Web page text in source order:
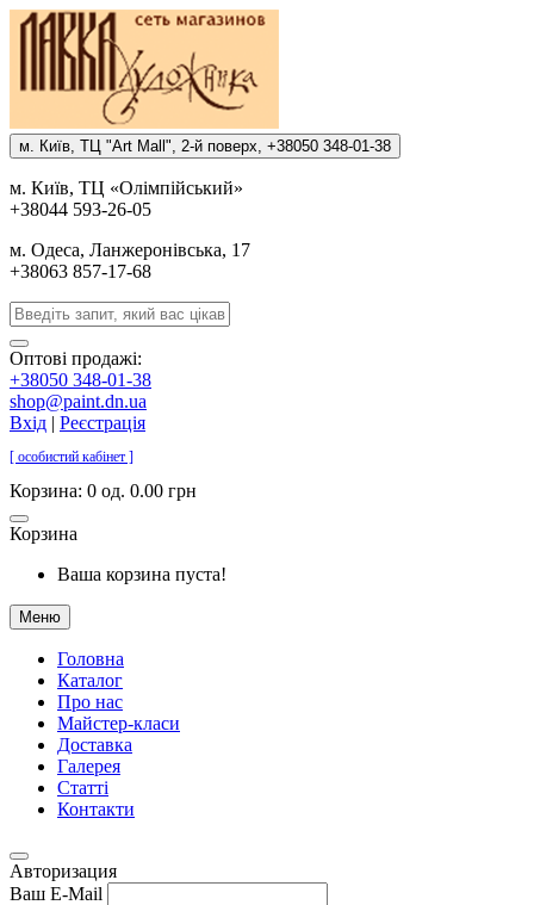
м. Киïв, ТЦ "Art Mall", 2-й поверх, +38050 348-01-38
м. Киïв, ТЦ «Олiмпiйський»
+38044 593-26-05
м. Одеса, Ланжеронiвська, 17
+38063 857-17-68
Оптові продажі:
+38050 348-01-38
shop@paint.dn.ua
Вхід | Реєстрація
[ особистий кабінет ]
Корзина: 0 од. 0.00 грн
Корзина
Ваша корзина пуста!
Меню
Головна
Каталог
Про нас
Майстер-класи
Доставка
Галерея
Статтi
Контакти
Авторизация
Ваш E-Mail